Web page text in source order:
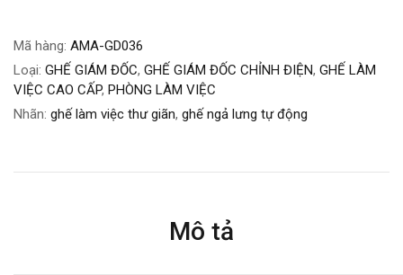
Mã hàng: AMA-GD036
Loại: GHẾ GIÁM ĐỐC, GHẾ GIÁM ĐỐC CHỈNH ĐIỆN, GHẾ LÀM
VIỆC CAO CẤP, PHÒNG LÀM VIỆC
Nhãn: ghế làm việc thư giãn, ghế ngả lưng tự động
Mô tả